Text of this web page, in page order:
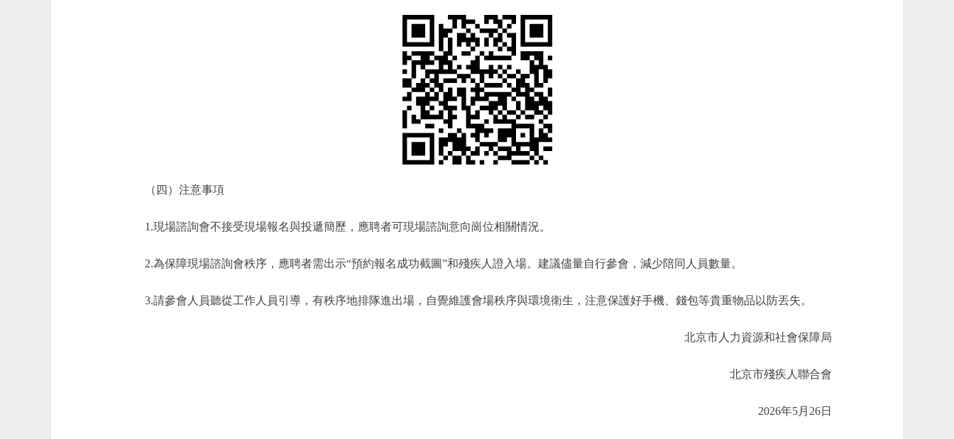
（四）注意事項
1.現場諮詢會不接受現場報名與投遞簡歷，應聘者可現場諮詢意向崗位相關情況。
2.為保障現場諮詢會秩序，應聘者需出示“預約報名成功截圖”和殘疾人證入場。建議儘量自行參會，減少陪同人員數量。
3.請參會人員聽從工作人員引導，有秩序地排隊進出場，自覺維護會場秩序與環境衛生，注意保護好手機、錢包等貴重物品以防丟失。
北京市人力資源和社會保障局
北京市殘疾人聯合會
2026年5月26日